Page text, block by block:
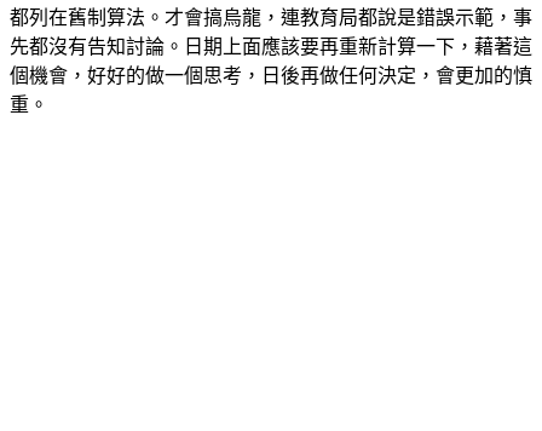
都列在舊制算法。才會搞烏龍，連教育局都說是錯誤示範，事
先都沒有告知討論。日期上面應該要再重新計算一下，藉著這
個機會，好好的做一個思考，日後再做任何決定，會更加的慎
重。